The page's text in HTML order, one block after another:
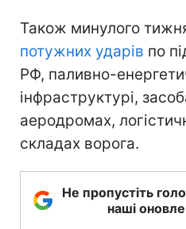
Також минулого
потужних ударів по
РФ, паливно-
інфраструктурі,
аеродромах,
складах ворога.
Не пропустіть
наші